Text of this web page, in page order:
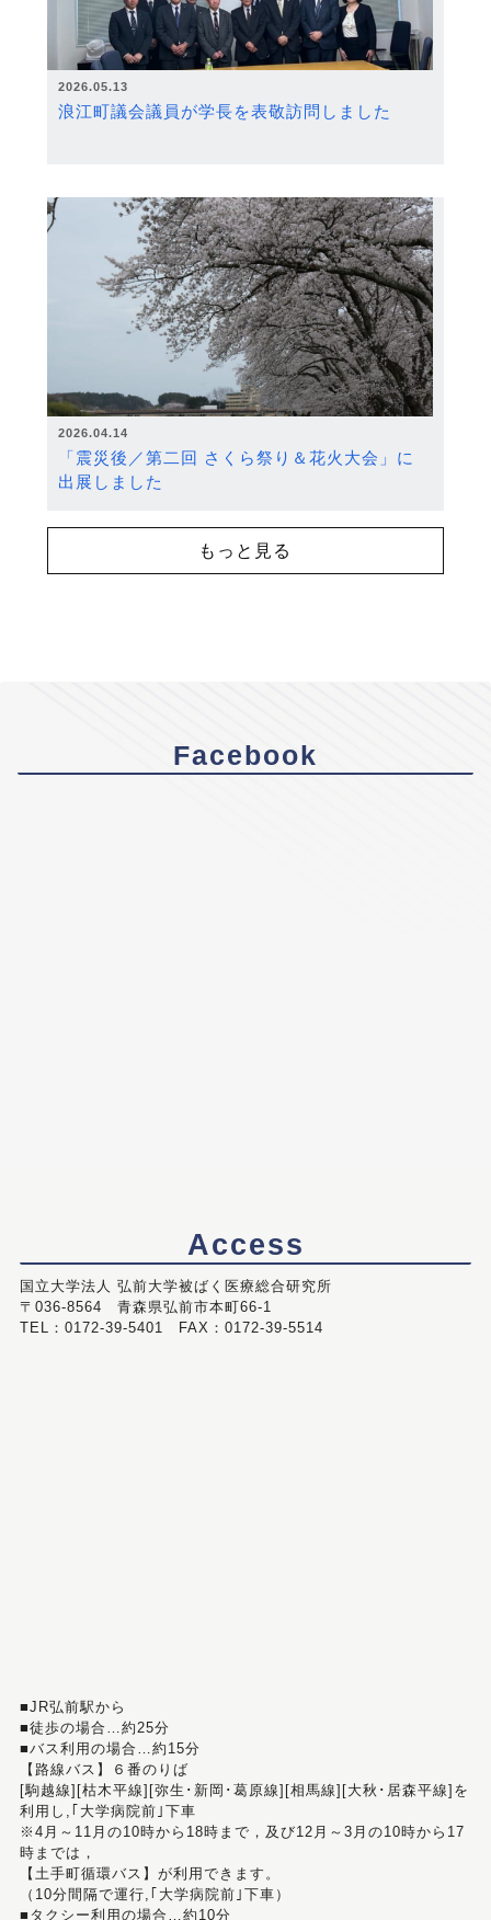
2026.05.13
浪江町議会議員が学長を表敬訪問しました
2026.04.14
「震災後／第二回 さくら祭り＆花火大会」に
出展しました
もっと見る
Facebook
Access
国立大学法人 弘前大学被ばく医療総合研究所
〒036-8564 青森県弘前市本町66-1
TEL：0172-39-5401 FAX：0172-39-5514
■JR弘前駅から
■徒歩の場合…約25分
■バス利用の場合…約15分
【路線バス】６番のりば
[駒越線][枯木平線][弥生･新岡･葛原線][相馬線][大秋･居森平線]を
利用し,｢大学病院前｣下車
※4月～11月の10時から18時まで，及び12月～3月の10時から17
時までは，
【土手町循環バス】が利用できます。
（10分間隔で運行,｢大学病院前｣下車）
■タクシー利用の場合…約10分